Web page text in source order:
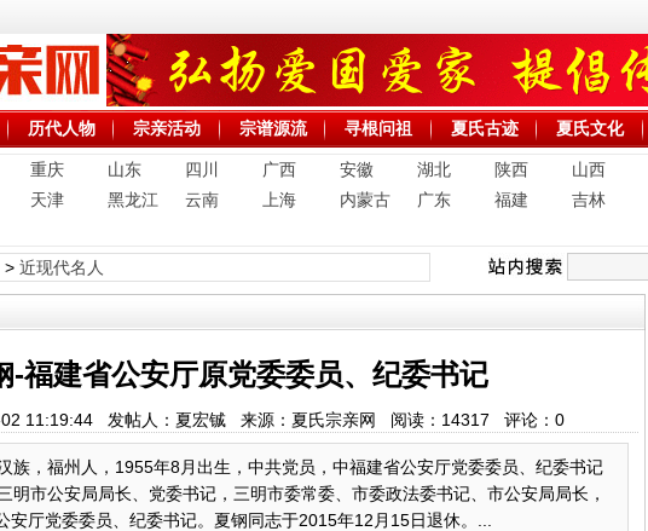
历代人物 宗亲活动 宗谱源流 寻根问祖 夏氏古迹 夏氏文化
重庆 山东 四川 广西 安徽 湖北 陕西 山西
天津 黑龙江 云南 上海 内蒙古 广东 福建 吉林
> 近现代名人
-福建省公安厅原党委委员、纪委书记
02 11:19:44 发帖人：夏宏铖 来源：夏氏宗亲网 阅读： 14317 评论： 0
族，福州人，1955年8月出生，中共党员，中福建省公安厅党委委员、纪委书记
明市公安局局长、党委书记，三明市委常委、市委政法委书记、市公安局局长，
安厅党委委员、纪委书记。夏钢同志于2015年12月15日退休。...